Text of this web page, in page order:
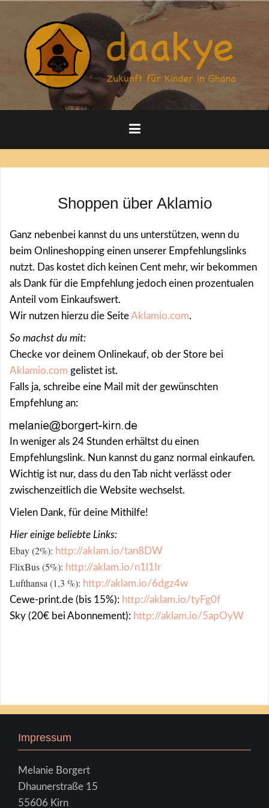
springen
Shoppen über Aklamio
Ganz nebenbei kannst du uns unterstützen, wenn du
beim Onlineshopping einen unserer Empfehlungslinks
nutzt. Das kostet dich keinen Cent mehr, wir bekommen
als Dank für die Empfehlung jedoch einen prozentualen
Anteil vom Einkaufswert.
Wir nutzen hierzu die SeiteAklamio.com.
So machst du mit:
Checke vor deinem Onlinekauf, ob der Store bei
Aklamio.com gelistet ist.
Falls ja, schreibe eine Mail mit der gewünschten
Empfehlung an:
In weniger als 24 Stunden erhältst du einen
Empfehlungslink. Nun kannst du ganz normal einkaufen.
Wichtig ist nur, dass du den Tab nicht verlässt oder
zwischenzeitlich die Website wechselst.
Vielen Dank, für deine Mithilfe!
Hier einige beliebte Links:
Ebay (2%): http://aklam.io/tan8DW
FlixBus (5%): http://aklam.io/n1l1Ir
Lufthansa (1,3 %): http://aklam.io/6dgz4w
Cewe-print.de (bis 15%): http://aklam.io/tyFg0f
Sky (20€ bei Abonnement): http://aklam.io/5apOyW
Impressum
Melanie Borgert
Dhaunerstraße 15
55606 Kirn